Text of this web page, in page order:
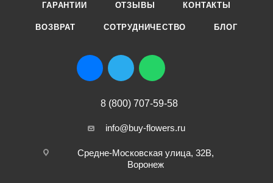
ГАРАНТИИ ОТЗЫВЫ КОНТАКТЫ
ВОЗВРАТ СОТРУДНИЧЕСТВО БЛОГ
8 (800) 707-59-58
info@buy-flowers.ru
Средне-Московская улица, 32В,
Воронеж